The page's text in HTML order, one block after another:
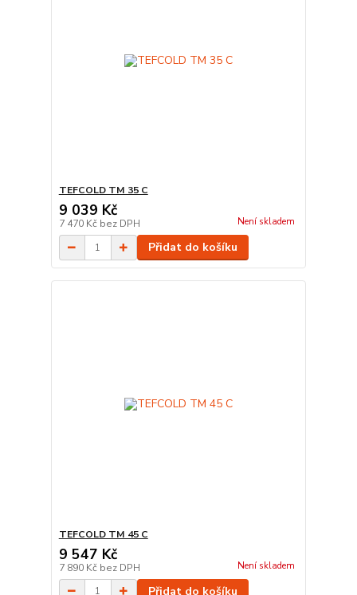
TEFCOLD TM 35 C
9 039 Kč
7 470 Kč bez DPH Není skladem
Přidat do košíku
TEFCOLD TM 45 C
9 547 Kč
7 890 Kč bez DPH Není skladem
Přidat do košíku